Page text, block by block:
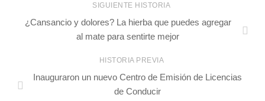
SIGUIENTE HISTORIA
¿Cansancio y dolores? La hierba que puedes agregar
al mate para sentirte mejor
HISTORIA PREVIA
Inauguraron un nuevo Centro de Emisión de Licencias
de Conducir